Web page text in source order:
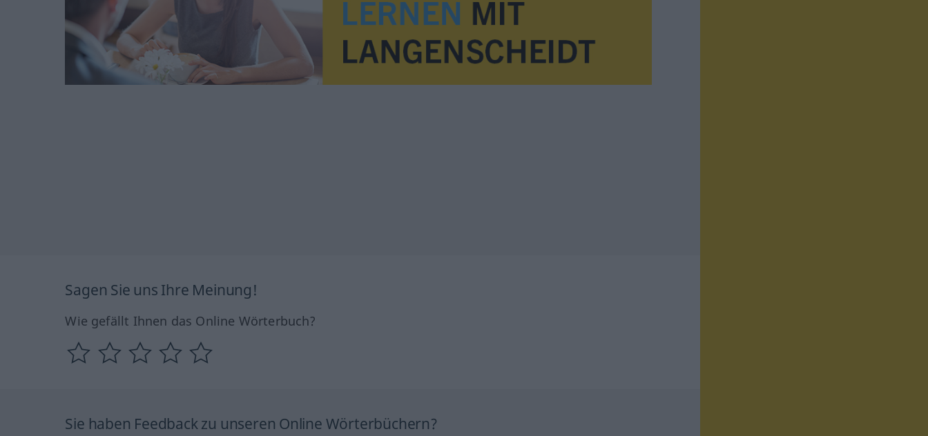
Sagen Sie uns Ihre Meinung!
Wie gefällt Ihnen das Online Wörterbuch?
Sie haben Feedback zu unseren Online Wörterbüchern?